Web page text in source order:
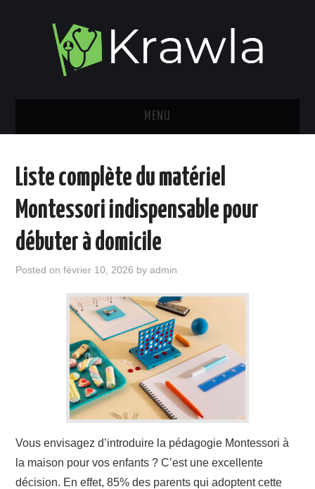
MENU
MON LIFESTYLE
Liste complète du matériel
Montessori indispensable pour
débuter à domicile
Posted onfévrier 10, 2026 byadmin
Vous envisagez d’introduire la pédagogie Montessori à
la maison pour vos enfants ? C’est une excellente
décision. En effet, 85% des parents qui adoptent cette